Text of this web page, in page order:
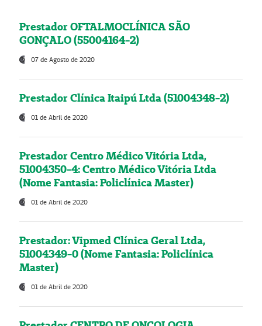
Prestador OFTALMOCLÍNICA SÃO
GONÇALO (55004164-2)
07 de Agosto de 2020
Prestador Clínica Itaipú Ltda (51004348-2)
01 de Abril de 2020
Prestador Centro Médico Vitória Ltda,
51004350-4: Centro Médico Vitória Ltda
(Nome Fantasia: Policlínica Master)
01 de Abril de 2020
Prestador: Vipmed Clínica Geral Ltda,
51004349-0 (Nome Fantasia: Policlínica
Master)
01 de Abril de 2020